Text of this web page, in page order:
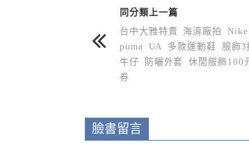
同分類上一篇
台中大雅特賣 海淯廠拍
puma UA 多款運動鞋 服飾
牛仔 防曬外套 休閒服飾100
券
臉書留言